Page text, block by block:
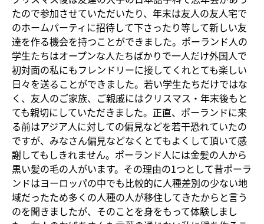
たので参加させていただいたり、年末は友人の友人宅で
のホームパーティに招待して下さったり等して新しい友
達を作る機会を持つことができました。ポーランド人の
学生たちはオープンな人たちばかりで一人だけ外国人で
初対面の私にもフレンドリーに接してくれとても楽しい
日々を送ることができました。若い学生たちだけではな
く、友人のご家族、ご親戚にはクリスマス・年末後もと
ても親切にしていただきました。正直、ポーランドに来
る前はアジア人に対しての偏見などを若干恐れていたの
ですが、みなさん偏見などなくとてもよくして頂いて感
謝してもしきれません。ポーランド人には金髪の人から
黒い髪の毛の人がいます。その理由の1つとして昔ポーラ
ンドはヨーロッパの中でも比較的に人種差別の少ない地
域だったため多くの人種の人が移住してきたからと言う
のを聞きましたが、そのことを身をもって体験しまし